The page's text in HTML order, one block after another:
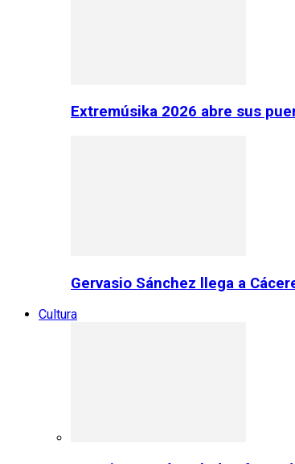
Extremúsika 2026 abre sus
Gervasio Sánchez llega a
Cultura